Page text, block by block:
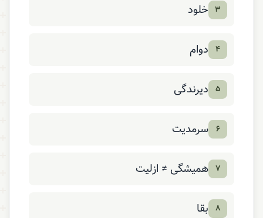
۳ خلود
۴ دوام
۵ دیرندگی
۶ سرمدیت
۷ همیشگی ≠ ازلیت
۸ بقا